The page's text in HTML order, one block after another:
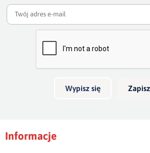
Twoja ocena
Bardzo dobry
Twoja opinia o produkcie
Wypisz się
Informacje